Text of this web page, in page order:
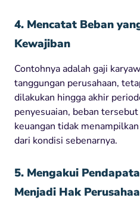
4. Mencatat Beban
Kewajiban
Contohnya adalah gaji
tanggungan perusahaan,
dilakukan hingga akhir
penyesuaian, beban
keuangan tidak
dari kondisi sebenarnya.
5. Mengakui
Menjadi Hak